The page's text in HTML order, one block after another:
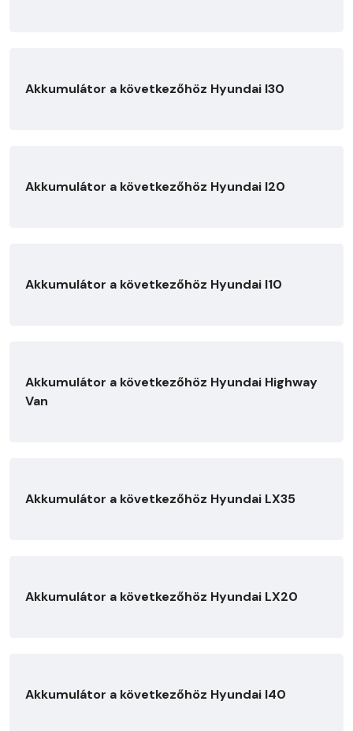
Akkumulátor a következőhöz Hyundai I30
Akkumulátor a következőhöz Hyundai I20
Akkumulátor a következőhöz Hyundai I10
Akkumulátor a következőhöz Hyundai Highway
Van
Akkumulátor a következőhöz Hyundai LX35
Akkumulátor a következőhöz Hyundai LX20
Akkumulátor a következőhöz Hyundai I40